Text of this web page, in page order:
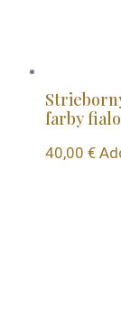
farby
40,00 €